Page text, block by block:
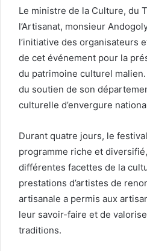
Le ministre de la Culture, du
l’Artisanat, monsieur
l’initiative des organisateurs
de cet événement pour la
du patrimoine culturel
du soutien de son
culturelle d’envergure
Durant quatre jours, le
programme riche et
différentes facettes de la
prestations d’artistes de
artisanale a permis aux
leur savoir-faire et de
traditions.